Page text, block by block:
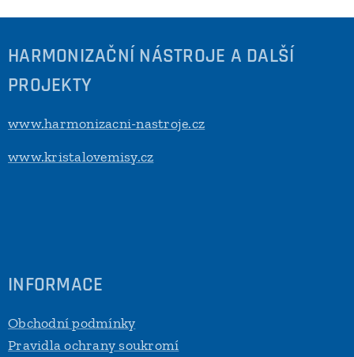
HARMONIZAČNÍ NÁSTROJE A DALŠÍ
PROJEKTY
www.harmonizacni-nastroje.cz
www.kristalovemisy.cz
INFORMACE
Obchodní podmínky
Pravidla ochrany soukromí